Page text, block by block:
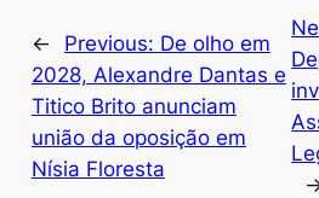
← Previous: De olho em
2028, Alexandre Dantas e
Titico Brito anunciam
união da oposição em
Nísia Floresta